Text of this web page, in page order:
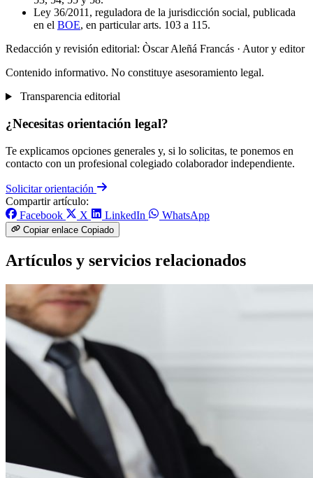
Ley 36/2011, reguladora de la jurisdicción social, publicada
en el BOE, en particular arts. 103 a 115.
Redacción y revisión editorial: Òscar Aleñá Francás · Autor y editor
Contenido informativo. No constituye asesoramiento legal.
Transparencia editorial
¿Necesitas orientación legal?
Te explicamos opciones generales y, si lo solicitas, te ponemos en
contacto con un profesional colegiado colaborador independiente.
Solicitar orientación
Compartir artículo:
Facebook
X LinkedIn WhatsApp
Copiar enlace Copiado
Artículos y servicios relacionados